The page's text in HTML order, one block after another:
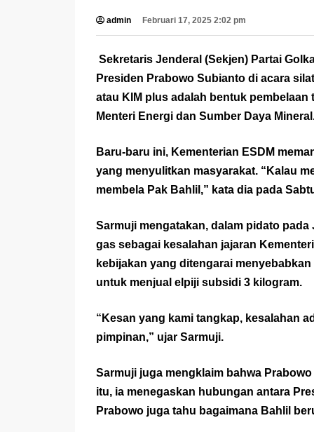
admin Februari 17, 2025 2:02 pm
Sekretaris Jenderal (Sekjen) Partai
Presiden Prabowo Subianto di acara
atau KIM plus adalah bentuk
Menteri Energi dan Sumber Daya
Baru-baru ini, Kementerian ESDM
yang menyulitkan masyarakat. “Kalau
membela Pak Bahlil,” kata dia pada
Sarmuji mengatakan, dalam pidato
gas sebagai kesalahan jajaran
kebijakan yang ditengarai
untuk menjual elpiji subsidi 3 kilogram.
“Kesan yang kami tangkap, kesalahan
pimpinan,” ujar Sarmuji.
Sarmuji juga mengklaim bahwa
itu, ia menegaskan hubungan antara
Prabowo juga tahu bagaimana Bahlil